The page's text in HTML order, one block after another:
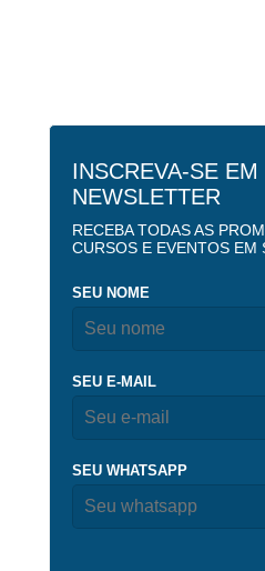
INSCREVA-SE EM
NEWSLETTER
RECEBA TODAS AS
CURSOS E EVENTOS EM
SEU NOME
SEU E-MAIL
SEU WHATSAPP